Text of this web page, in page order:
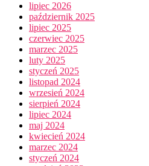
lipiec 2026
październik 2025
lipiec 2025
czerwiec 2025
marzec 2025
luty 2025
styczeń 2025
listopad 2024
wrzesień 2024
sierpień 2024
lipiec 2024
maj 2024
kwiecień 2024
marzec 2024
styczeń 2024